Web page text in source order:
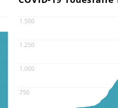
750
1.000
1.250
1.500